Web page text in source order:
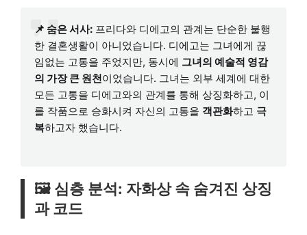
📌 숨은 서사: 프리다와 디에고의 관계는 단순한 불행
한 결혼생활이 아니었습니다. 디에고는 그녀에게 끊
임없는 고통을 주었지만, 동시에 그녀의 예술적 영감
의 가장 큰 원천이었습니다. 그녀는 외부 세계에 대한
모든 고통을 디에고와의 관계를 통해 상징화하고, 이
를 작품으로 승화시켜 자신의 고통을 객관화하고 극
복하고자 했습니다.
🖼️ 심층 분석: 자화상 속 숨겨진 상징
과 코드